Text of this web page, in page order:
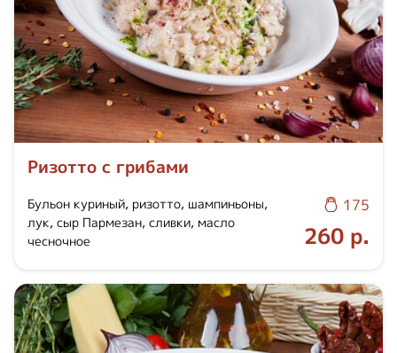
Ризотто с грибами
Бульон куриный, ризотто, шампиньоны,
лук, сыр Пармезан, сливки, масло
чесночное
175
260 р.